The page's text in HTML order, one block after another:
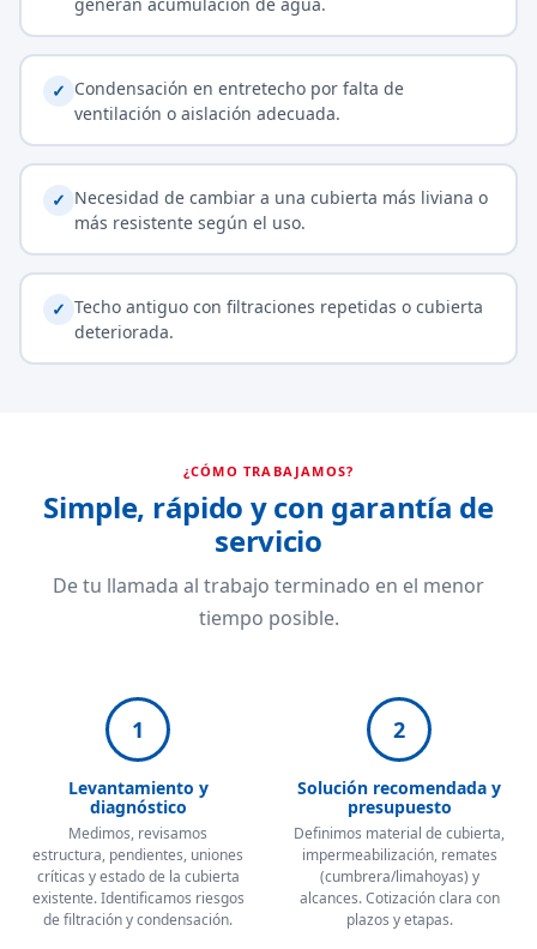
✓ Condensación en entretecho por falta de
ventilación o aislación adecuada.
✓ Necesidad de cambiar a una cubierta más liviana o
más resistente según el uso.
✓ Techo antiguo con filtraciones repetidas o cubierta
deteriorada.
¿CÓMO TRABAJAMOS?
Simple, rápido y con garantía de
servicio
De tu llamada al trabajo terminado en el menor
tiempo posible.
1
Levantamiento y
diagnóstico
Medimos, revisamos
estructura, pendientes, uniones
críticas y estado de la cubierta
existente. Identificamos riesgos
de filtración y condensación.
2
Solución recomendada y
presupuesto
Definimos material de cubierta,
impermeabilización, remates
(cumbrera/limahoyas) y
alcances. Cotización clara con
plazos y etapas.